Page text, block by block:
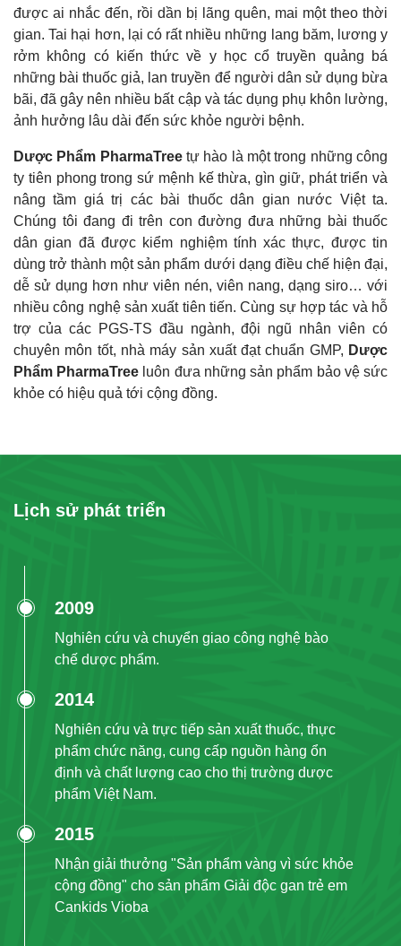
được ai nhắc đến, rồi dần bị lãng quên, mai một theo thời
gian. Tai hại hơn, lại có rất nhiều những lang băm, lương y
rởm không có kiến thức về y học cổ truyền quảng bá
những bài thuốc giả, lan truyền để người dân sử dụng bừa
bãi, đã gây nên nhiều bất cập và tác dụng phụ khôn lường,
ảnh hưởng lâu dài đến sức khỏe người bệnh.
Dược Phẩm PharmaTreetự hào là một trong những công
ty tiên phong trong sứ mệnh kế thừa, gìn giữ, phát triển và
nâng tầm giá trị các bài thuốc dân gian nước Việt ta.
Chúng tôi đang đi trên con đường đưa những bài thuốc
dân gian đã được kiểm nghiệm tính xác thực, được tin
dùng trở thành một sản phẩm dưới dạng điều chế hiện đại,
dễ sử dụng hơn như viên nén, viên nang, dạng siro… với
nhiều công nghệ sản xuất tiên tiến. Cùng sự hợp tác và hỗ
trợ của các PGS-TS đầu ngành, đội ngũ nhân viên có
chuyên môn tốt, nhà máy sản xuất đạt chuẩn GMP, Dược
Phẩm PharmaTree luôn đưa những sản phẩm bảo vệ sức
khỏe có hiệu quả tới cộng đồng.
Lịch sử phát triển
2009
Nghiên cứu và chuyển giao công nghệ bào
chế dược phẩm.
2014
Nghiên cứu và trực tiếp sản xuất thuốc, thực
phẩm chức năng, cung cấp nguồn hàng ổn
định và chất lượng cao cho thị trường dược
phẩm Việt Nam.
2015
Nhận giải thưởng "Sản phẩm vàng vì sức khỏe
cộng đồng" cho sản phẩm Giải độc gan trẻ em
Cankids Vioba